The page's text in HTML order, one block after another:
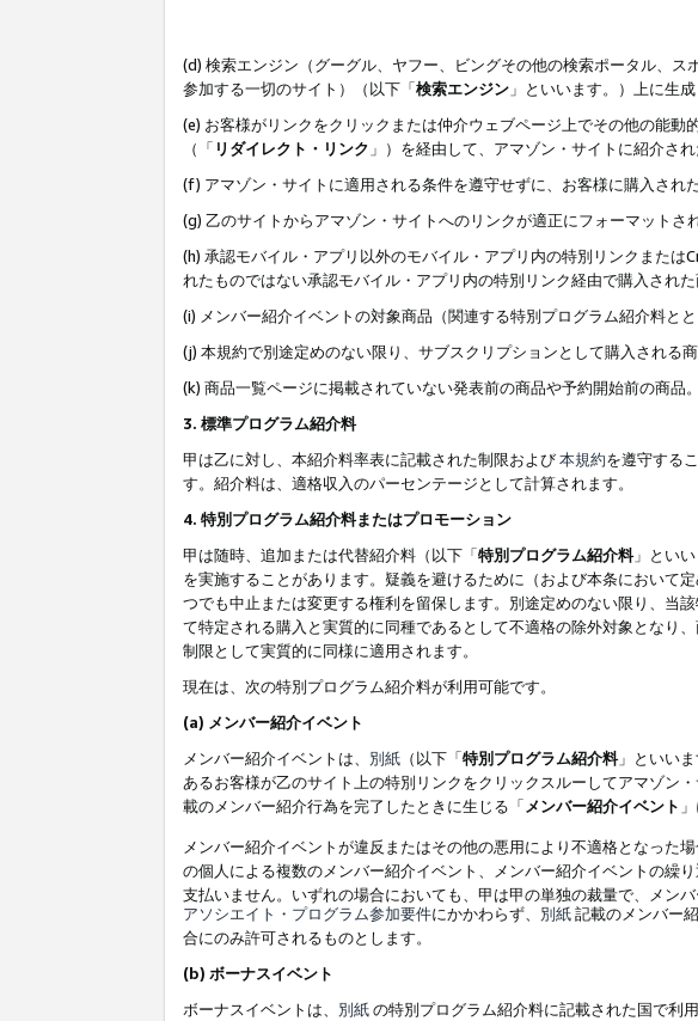
(d) 検索エンジン（グーグル、ヤフー、ビングその他の検索ポータル、
参加する一切のサイト）（以下「検索エンジン 」といいます。）上に生
(e) お客様がリンクをクリックまたは仲介ウェブページ上でその他の能
（「 リダイレクト・リンク 」）を経由して、アマゾン・サイトに紹介さ
(f) アマゾン・サイトに適用される条件を遵守せずに、お客様に購入された
(g) 乙のサイトからアマゾン・サイトへのリンクが適正にフォーマットさ
(h) 承認モバイル・アプリ以外のモバイル・アプリ内の特別リンクまた
れたものではない承認モバイル・アプリ内の特別リンク経由で購入された
(i) メンバー紹介イベントの対象商品（関連する特別プログラム紹介料と
(j) 本規約で別途定めのない限り、サブスクリプションとして購入される
(k) 商品一覧ページに掲載されていない発表前の商品や予約開始前の商品。
3. 標準プログラム紹介料
甲は乙に対し、本紹介料率表に記載された制限および本規約を遵守する
す。紹介料は、適格収入のパーセンテージとして計算されます。
4. 特別プログラム紹介料またはプロモーション
甲は随時、追加または代替紹介料（以下「特別プログラム紹介料」とい
を実施することがあります。疑義を避けるために（および本条において
つでも中止または変更する権利を留保します。別途定めのない限り、当
て特定される購入と実質的に同種であるとして不適格の除外対象となり
制限として実質的に同様に適用されます。
現在は、次の特別プログラム紹介料が利用可能です。
(a) メンバー紹介イベント
メンバー紹介イベントは、 別紙 （以下「特別プログラム紹介料」といい
あるお客様が乙のサイト上の特別リンクをクリックスルーしてアマゾン
載のメンバー紹介行為を完了したときに生じる「 メンバー紹介イベント
メンバー紹介イベントが違反またはその他の悪用により不適格となった
の個人による複数のメンバー紹介イベント、メンバー紹介イベントの繰
支払いません。いずれの場合においても、甲は甲の単独の裁量で、メン
アソシエイト・プログラム参加要件にかかわらず、 別紙記載のメンバー
合にのみ許可されるものとします。
(b) ボーナスイベント
ボーナスイベントは、 別紙の特別プログラム紹介料に記載された国で利